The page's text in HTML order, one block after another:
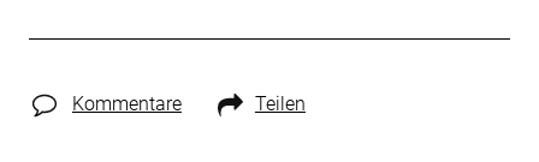
Kommentare Teilen